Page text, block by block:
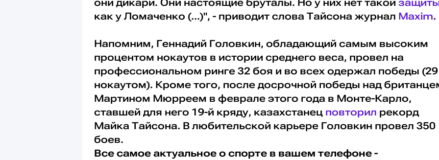
они дикари. Они настоящие бруталы. Но у них нет такой
как у Ломаченко (...)", - приводит слова Тайсона журнал Maxim.
Напомним, Геннадий Головкин, обладающий самым высоким
процентом нокаутов в истории среднего веса, провел на
профессиональном ринге 32 боя и во всех одержал победы (29
нокаутом). Кроме того, после досрочной победы над
Мартином Мюрреем в феврале этого года в Монте-Карло,
ставшей для него 19-й кряду, казахстанец повторил рекорд
Майка Тайсона. В любительской карьере Головкин провел 350
боев.
Все самое актуальное о спорте в вашем телефоне -